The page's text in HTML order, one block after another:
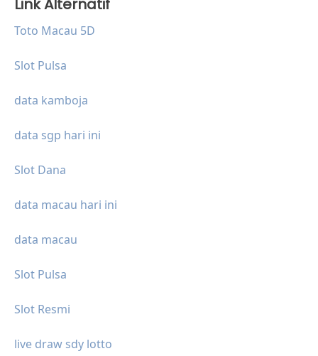
Link Alternatif
Toto Macau 5D
Slot Pulsa
data kamboja
data sgp hari ini
Slot Dana
data macau hari ini
data macau
Slot Pulsa
Slot Resmi
live draw sdy lotto